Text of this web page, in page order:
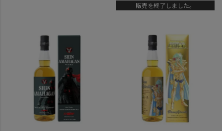
販売を終了しました。